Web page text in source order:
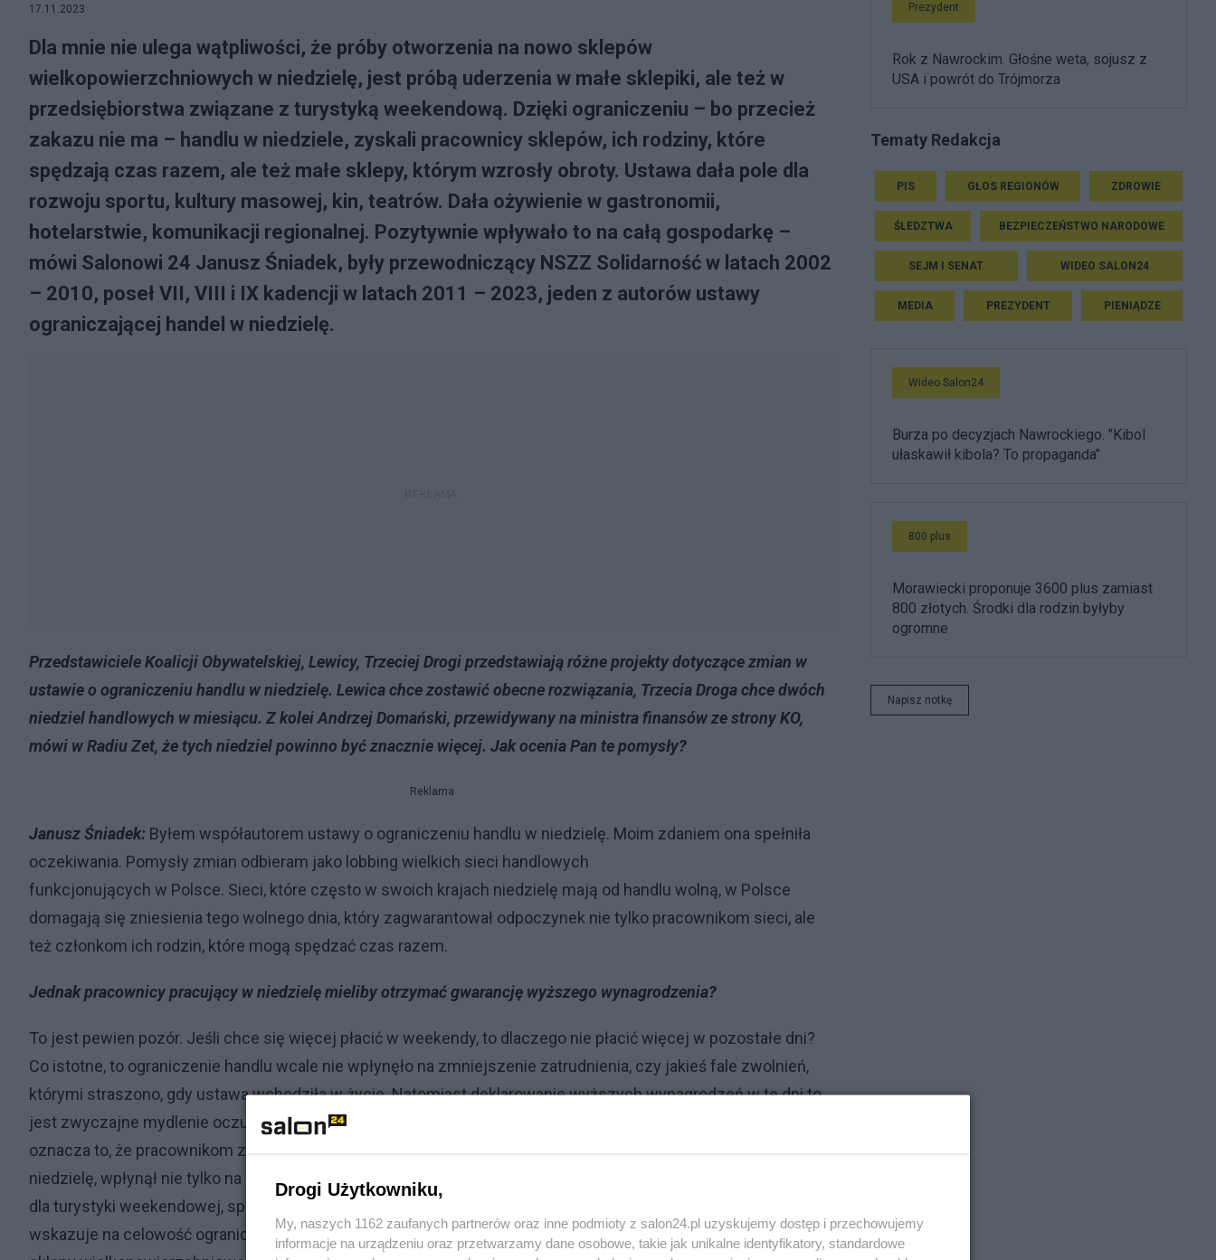
pozytywy ich utrzymania Fot. Pixabay
17.11.2023
Dla mnie nie ulega wątpliwości, że próby otworzenia na nowo sklepów
wielkopowierzchniowych w niedzielę, jest próbą uderzenia w małe sklepiki, ale też w
przedsiębiorstwa związane z turystyką weekendową. Dzięki ograniczeniu – bo przecież
zakazu nie ma – handlu w niedziele, zyskali pracownicy sklepów, ich rodziny, które
spędzają czas razem, ale też małe sklepy, którym wzrosły obroty. Ustawa dała pole dla
rozwoju sportu, kultury masowej, kin, teatrów. Dała ożywienie w gastronomii,
hotelarstwie, komunikacji regionalnej. Pozytywnie wpływało to na całą gospodarkę –
mówi Salonowi 24 Janusz Śniadek, były przewodniczący NSZZ Solidarność w latach 2002
– 2010, poseł VII, VIII i IX kadencji w latach 2011 – 2023, jeden z autorów ustawy
ograniczającej handel w niedzielę.
Przedstawiciele Koalicji Obywatelskiej, Lewicy, Trzeciej Drogi przedstawiają różne projekty dotyczące zmian w
ustawie o ograniczeniu handlu w niedzielę. Lewica chce zostawić obecne rozwiązania, Trzecia Droga chce dwóch
niedziel handlowych w miesiącu. Z kolei Andrzej Domański, przewidywany na ministra finansów ze strony KO,
mówi w Radiu Zet, że tych niedziel powinno być znacznie więcej. Jak ocenia Pan te pomysły?
Reklama
Janusz Śniadek: Byłem współautorem ustawy o ograniczeniu handlu w niedzielę. Moim zdaniem ona spełniła
oczekiwania. Pomysły zmian odbieram jako lobbing wielkich sieci handlowych
funkcjonujących w Polsce. Sieci, które często w swoich krajach niedzielę mają od handlu wolną, w Polsce
domagają się zniesienia tego wolnego dnia, który zagwarantował odpoczynek nie tylko pracownikom sieci, ale
też członkom ich rodzin, które mogą spędzać czas razem.
Jednak pracownicy pracujący w niedzielę mieliby otrzymać gwarancję wyższego wynagrodzenia?
To jest pewien pozór. Jeśli chce się więcej płacić w weekendy, to dlaczego nie płacić więcej w pozostałe dni?
Co istotne, to ograniczenie handlu wcale nie wpłynęło na zmniejszenie zatrudnienia, czy jakieś fale zwolnień,
którymi straszono, gdy ustawa wchodziła w życie. Natomiast deklarowanie wyższych wynagrodzeń w te dni to
jest zwyczajne mydlenie oczu i nie niweluje tych negatywnych skutków dla wszystkich innych branż. Nie
oznacza to, że pracownikom zapłaci się więcej. A przypomnę, że ograniczenie, bo przecież nie zakaz handlu w
niedzielę, wpłynął nie tylko na pracowników. Zamknięcie handlu w wielkich sklepach stworzyło dodatkowe pole
dla turystyki weekendowej, sportu, kultury masowej, kin, teatrów. To jest po prostu interes polskiej gospodarki,
wskazuje na celowość ograniczenia handlu, nie tylko w niedzielę. W większości krajów już w sobotę po południu
Prezydent
Rok z Nawrockim. Głośne weta, sojusz z
USA i powrót do Trójmorza
Tematy Redakcja
PIS GŁOS REGIONÓW ZDROWIE
ŚLEDZTWA BEZPIECZEŃSTWO NARODOWE
SEJM I SENAT WIDEO SALON24
MEDIA PREZYDENT PIENIĄDZE
Wideo Salon24
Burza po decyzjach Nawrockiego. "Kibol
ułaskawił kibola? To propaganda"
800 plus
Morawiecki proponuje 3600 plus zamiast
800 złotych. Środki dla rodzin byłyby
ogromne
Napisz notkę
Drogi Użytkowniku,
My, naszych 1162 zaufanych partnerów oraz inne podmioty z salon24.pl uzyskujemy dostęp i przechowujemy
informacje na urządzeniu oraz przetwarzamy dane osobowe, takie jak unikalne identyfikatory, standardowe